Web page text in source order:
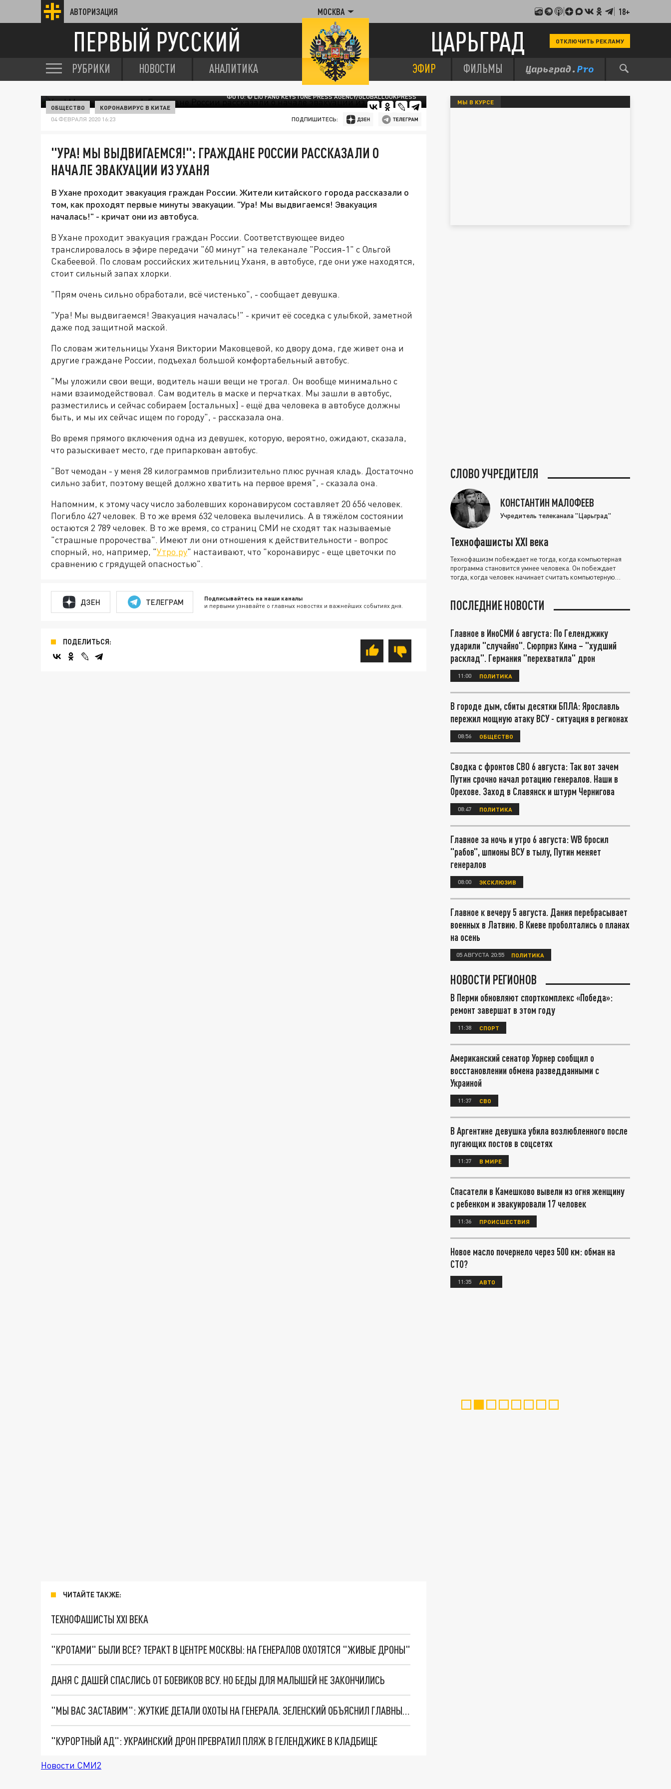
АВТОРИЗАЦИЯ МОСКВА 18+
ПЕРВЫЙ РУССКИЙ ЦАРЬГРАД ОТКЛЮЧИТЬ РЕКЛАМУ
РУБРИКИ НОВОСТИ АНАЛИТИКА ЭФИР ФИЛЬМЫ
ФОТО: © LIU FANG KEYSTONE PRESS AGENCY/GLOBALLOOKPRESS
ОБЩЕСТВО КОРОНАВИРУС В КИТАЕ
04 ФЕВРАЛЯ 2020 16:23 ПОДПИШИТЕСЬ:
"УРА! МЫ ВЫДВИГАЕМСЯ!": ГРАЖДАНЕ РОССИИ РАССКАЗАЛИ О
НАЧАЛЕ ЭВАКУАЦИИ ИЗ УХАНЯ
В Ухане проходит эвакуация граждан России. Жители китайского города рассказали о
том, как проходят первые минуты эвакуации. "Ура! Мы выдвигаемся! Эвакуация
началась!" - кричат они из автобуса.
В Ухане проходит эвакуация граждан России. Соответствующее видео
транслировалось в эфире передачи "60 минут" на телеканале "Россия-1" с Ольгой
Скабеевой. По словам российских жительниц Уханя, в автобусе, где они уже находятся,
стоит сильный запах хлорки.
"Прям очень сильно обработали, всё чистенько", - сообщает девушка.
"Ура! Мы выдвигаемся! Эвакуация началась!" - кричит её соседка с улыбкой, заметной
даже под защитной маской.
По словам жительницы Уханя Виктории Маковцевой, ко двору дома, где живет она и
другие граждане России, подъехал большой комфортабельный автобус.
"Мы уложили свои вещи, водитель наши вещи не трогал. Он вообще минимально с
нами взаимодействовал. Сам водитель в маске и перчатках. Мы зашли в автобус,
разместились и сейчас собираем [остальных] - ещё два человека в автобусе должны
быть, и мы их сейчас ищем по городу", - рассказала она.
Во время прямого включения одна из девушек, которую, вероятно, ожидают, сказала,
что разыскивает место, где припаркован автобус.
"Вот чемодан - у меня 28 килограммов приблизительно плюс ручная кладь. Достаточно
сильно забит, поэтому вещей должно хватить на первое время", - сказала она.
Напомним, к этому часу число заболевших коронавирусом составляет 20 656 человек.
Погибло 427 человек. В то же время 632 человека вылечились. А в тяжёлом состоянии
остаются 2 789 человек. В то же время, со страниц СМИ не сходят так называемые
"страшные пророчества". Имеют ли они отношения к действительности - вопрос
спорный, но, например, "Утро.ру" настаивают, что "коронавирус - еще цветочки по
сравнению с грядущей опасностью".
ДЗЕН ТЕЛЕГРАМ Подписывайтесь на наши каналы
и первыми узнавайте о главных новостях и важнейших событиях дня.
ПОДЕЛИТЬСЯ:
ЧИТАЙТЕ ТАКЖЕ:
ТЕХНОФАШИСТЫ XXI ВЕКА
"КРОТАМИ" БЫЛИ ВСЕ? ТЕРАКТ В ЦЕНТРЕ МОСКВЫ: НА ГЕНЕРАЛОВ ОХОТЯТСЯ "ЖИВЫЕ ДРОНЫ"
ДАНЯ С ДАШЕЙ СПАСЛИСЬ ОТ БОЕВИКОВ ВСУ. НО БЕДЫ ДЛЯ МАЛЫШЕЙ НЕ ЗАКОНЧИЛИСЬ
"МЫ ВАС ЗАСТАВИМ": ЖУТКИЕ ДЕТАЛИ ОХОТЫ НА ГЕНЕРАЛА. ЗЕЛЕНСКИЙ ОБЪЯСНИЛ ГЛАВНЫЙ СМЫСЛ ТЕРАКТА В ЦЕНТРЕ МОСКВЫ
"КУРОРТНЫЙ АД": УКРАИНСКИЙ ДРОН ПРЕВРАТИЛ ПЛЯЖ В ГЕЛЕНДЖИКЕ В КЛАДБИЩЕ
Новости СМИ2
МЫ В КУРСЕ
СЛОВО УЧРЕДИТЕЛЯ
КОНСТАНТИН МАЛОФЕЕВ
Учредитель телеканала "Царьград"
Технофашисты XXI века
Технофашизм побеждает не тогда, когда компьютерная
программа становится умнее человека. Он побеждает
тогда, когда человек начинает считать компьютерную
ПОСЛЕДНИЕ НОВОСТИ
Главное в ИноСМИ 6 августа: По Геленджику
ударили "случайно". Сюрприз Кима – "худший
расклад". Германия "перехватила" дрон
11:00 ПОЛИТИКА
В городе дым, сбиты десятки БПЛА: Ярославль
пережил мощную атаку ВСУ - ситуация в регионах
08:56 ОБЩЕСТВО
Сводка с фронтов СВО 6 августа: Так вот зачем
Путин срочно начал ротацию генералов. Наши в
Орехове. Заход в Славянск и штурм Чернигова
08:47 ПОЛИТИКА
Главное за ночь и утро 6 августа: WB бросил
"рабов", шпионы ВСУ в тылу, Путин меняет
генералов
08:00 ЭКСКЛЮЗИВ
Главное к вечеру 5 августа. Дания перебрасывает
военных в Латвию. В Киеве проболтались о планах
на осень
05 АВГУСТА 20:55 ПОЛИТИКА
НОВОСТИ РЕГИОНОВ
В Перми обновляют спорткомплекс «Победа»:
ремонт завершат в этом году
11:38 СПОРТ
Американский сенатор Уорнер сообщил о
восстановлении обмена разведданными с
Украиной
11:37 СВО
В Аргентине девушка убила возлюбленного после
пугающих постов в соцсетях
11:37 В МИРЕ
Спасатели в Камешково вывели из огня женщину
с ребенком и эвакуировали 17 человек
11:36 ПРОИСШЕСТВИЯ
Новое масло почернело через 500 км: обман на
СТО?
11:35 АВТО